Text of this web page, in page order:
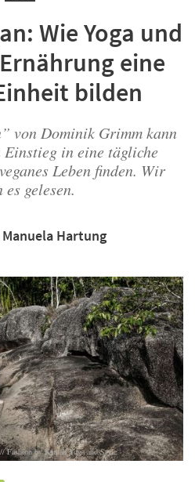
Wie Yoga und
eine
bilden
von Dominik Grimm kann
in eine tägliche
Leben finden. Wir
es gelesen.
Hartung
by Kamah Yoga and Style